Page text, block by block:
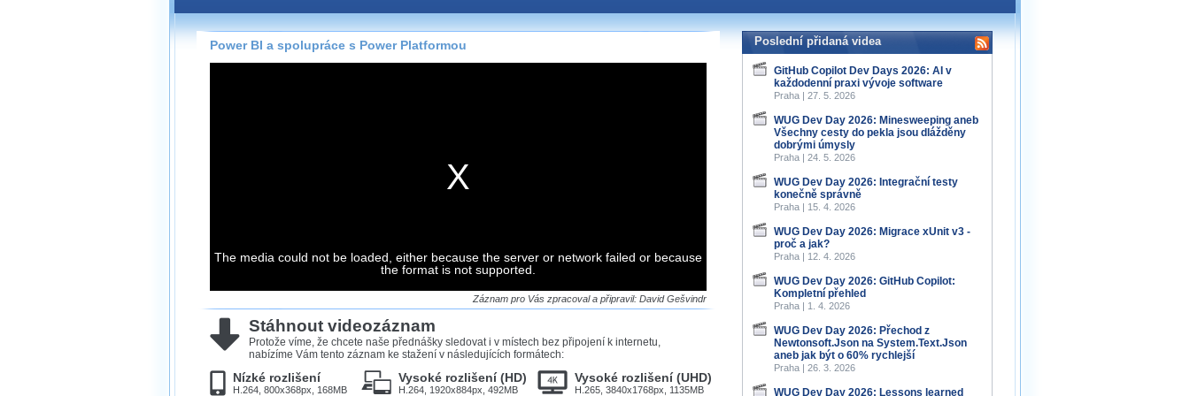
Záznamy na našem webu můžete pohodlně sledovat
přímo na stránce s využitím našehoHTML 5nebo
Silverlightpřehrávače.
neumožňuje, proto umožňujeme stahování vybraných
Velmi staré záznamy máme historicky uložené
ve formátu, který není vhodný pro stahování,
proto je ke stažení nenabízíme.
Power BI a spolupráce s Power Platformou
The media could not be loaded, either because the server or network failed or because
the format is not supported.
Záznam pro Vás zpracoval a připravil: David Gešvindr
Stáhnout videozáznam
Protože víme, že chcete naše přednášky sledovat i v místech bez připojení k internetu,
nabízíme Vám tento záznam ke stažení v následujících formátech:
Nízké rozlišení
H.264, 800x368px, 168MB
Vysoké rozlišení (HD)
H.264, 1920x884px, 492MB
Vysoké rozlišení (UHD)
H.265, 3840x1768px, 1135MB
Poslední přidaná videa
GitHub Copilot Dev Days 2026: AI v
každodenní praxi vývoje software
Praha | 27. 5. 2026
WUG Dev Day 2026: Minesweeping aneb
Všechny cesty do pekla jsou dlážděny
dobrými úmysly
Praha | 24. 5. 2026
WUG Dev Day 2026: Integrační testy
konečně správně
Praha | 15. 4. 2026
WUG Dev Day 2026: Migrace xUnit v3 -
proč a jak?
Praha | 12. 4. 2026
WUG Dev Day 2026: GitHub Copilot:
Kompletní přehled
Praha | 1. 4. 2026
WUG Dev Day 2026: Přechod z
Newtonsoft.Json na System.Text.Json
aneb jak být o 60% rychlejší
Praha | 26. 3. 2026
WUG Dev Day 2026: Lessons learned